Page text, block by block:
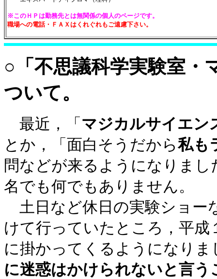
※このＨＰは勤務先とは無関係の個人のページです。
職場への電話・ＦＡＸはくれぐれもご遠慮下さい。
○「不思議科学実験室・
ついて。
最近，「 マジカルサイエン
とか，「面白そうだから私も
問などが来るようになりま
名でも何でもありません。
土日など休日の実験ショー
けて行っていたところ，平
に掛かってくるようになりま
に迷惑はかけられないと言